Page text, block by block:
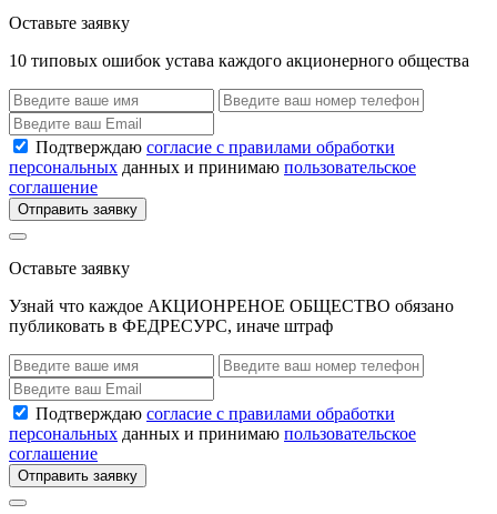
Оставьте заявку
10 типовых ошибок устава каждого акционерного общества
Подтверждаю согласие с правилами обработки
персональных данных и принимаю пользовательское
соглашение
Отправить заявку
Оставьте заявку
Узнай что каждое АКЦИОНРЕНОЕ ОБЩЕСТВО обязано
публиковать в ФЕДРЕСУРС, иначе штраф
Подтверждаю согласие с правилами обработки
персональных данных и принимаю пользовательское
соглашение
Отправить заявку